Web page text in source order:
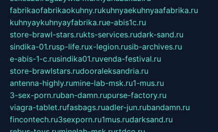
fabrikaofabrikaokuhny.rukuhnyaekuhnyaafabrika.ru
kuhnyaykuhnyayfabrika.rue-abis1c.ru
store-brawl-stars.rukts-services.rudark-sand.ru
sindika-01.rusp-life.rux-legion.rusib-archives.ru
e-abis-1-c.rusindika01.ruvenda-festival.ru
store-brawlstars.rudooraleksandria.ru
antenna-highly.rumine-lab-msk.ru1-mus.ru
3-sex-porn.ruban-damn.rupurse-factory.ru
viagra-tablet.rufasbags.ruadler-jun.rubandamn.ru
fincontech.ru3sexporn.ru1mus.rudarksand.ru